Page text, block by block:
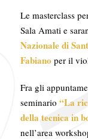
Le masterclass
Sala Amati e
Nazionale di
Fabiano per il
Fra gli
seminario “La
della tecnica in
nell’area